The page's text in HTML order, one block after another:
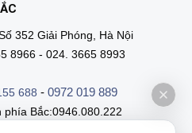
352 Giải Phóng, Hà Nội
8966 - 024. 3665 8993
688 - 0972 019 889
phía Bắc:0946.080.222